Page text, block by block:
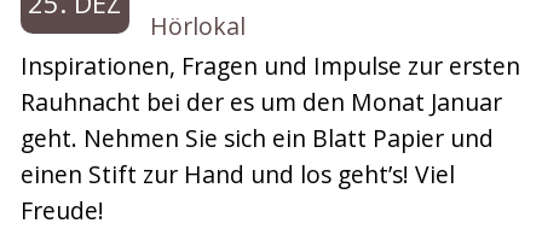
Hörlokal
Inspirationen, Fragen und Impulse zur ersten
Rauhnacht bei der es um den Monat Januar
geht. Nehmen Sie sich ein Blatt Papier und
einen Stift zur Hand und los geht’s! Viel
Freude!